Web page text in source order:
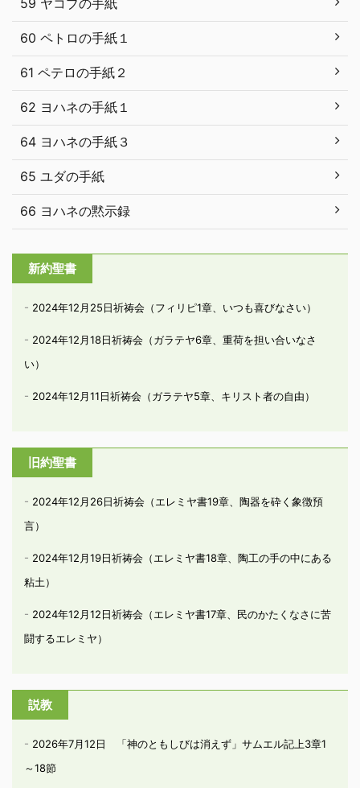
60 ペトロの手紙１
61 ペテロの手紙２
62 ヨハネの手紙１
64 ヨハネの手紙３
65 ユダの手紙
66 ヨハネの黙示録
新約聖書
2024年12月25日祈祷会（フィリピ1章、いつも喜びなさい）
2024年12月18日祈祷会（ガラテヤ6章、重荷を担い合いなさ
い）
2024年12月11日祈祷会（ガラテヤ5章、キリスト者の自由）
旧約聖書
2024年12月26日祈祷会（エレミヤ書19章、陶器を砕く象徴預
言）
2024年12月19日祈祷会（エレミヤ書18章、陶工の手の中にある
粘土）
2024年12月12日祈祷会（エレミヤ書17章、民のかたくなさに苦
闘するエレミヤ）
説教
2026年7月12日 「神のともしびは消えず」サムエル記上3章1
～18節